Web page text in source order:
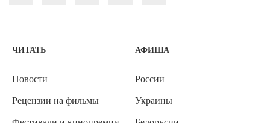
ЧИТАТЬ
Новости
Рецензии на фильмы
АФИША
России
Украины